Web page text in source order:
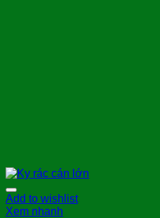
Add to wishlist
Xem nhanh